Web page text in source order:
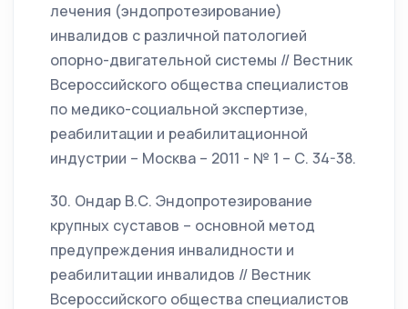
лечения (эндопротезирование)
инвалидов с различной патологией
опорно-двигательной системы // Вестник
Всероссийского общества специалистов
по медико-социальной экспертизе,
реабилитации и реабилитационной
индустрии – Москва – 2011 - № 1 – С. 34-38.
30. Ондар В.С. Эндопротезирование
крупных суставов – основной метод
предупреждения инвалидности и
реабилитации инвалидов // Вестник
Всероссийского общества специалистов